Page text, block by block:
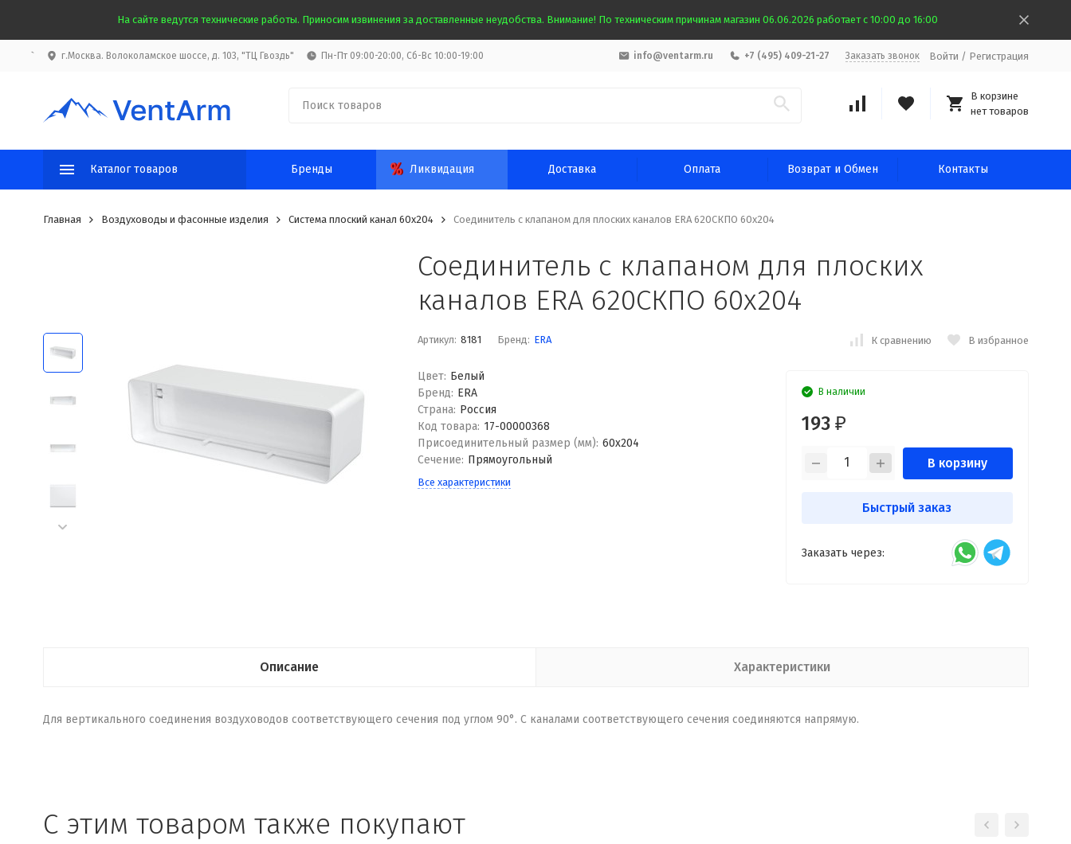
На сайте ведутся технические работы. Приносим извинения за доставленные неудобства. Внимание! По техническим причинам магазин 06.06.2026 работает с 10:00 до 16:00
` г.Москва. Волоколамское шоссе, д. 103, "ТЦ Гвоздь" Пн-Пт 09:00-20:00, Сб-Вс 10:00-19:00 info@ventarm.ru +7 (495) 409-21-27 Заказать звонок Войти / Регистрация
В корзине
нет товаров
Каталог товаров Бренды Ликвидация Доставка Оплата Возврат и Обмен Контакты
Главная Воздуховоды и фасонные изделия Система плоский канал 60х204 Соединитель с клапаном для плоских каналов ERA 620СКПО 60х204
Соединитель с клапаном для плоских
каналов ERA 620СКПО 60х204
Артикул: 8181 Бренд: ERA К сравнению В избранное
Цвет: Белый
Бренд: ERA
Страна: Россия
Код товара: 17-00000368
Присоединительный размер (мм): 60x204
Сечение: Прямоугольный
Все характеристики
В наличии
193 ₽
В корзину
Быстрый заказ
Заказать через:
Описание Характеристики
Для вертикального соединения воздуховодов соответствующего сечения под углом 90°. C каналами соответствующего сечения соединяются напрямую.
C этим товаром также покупают